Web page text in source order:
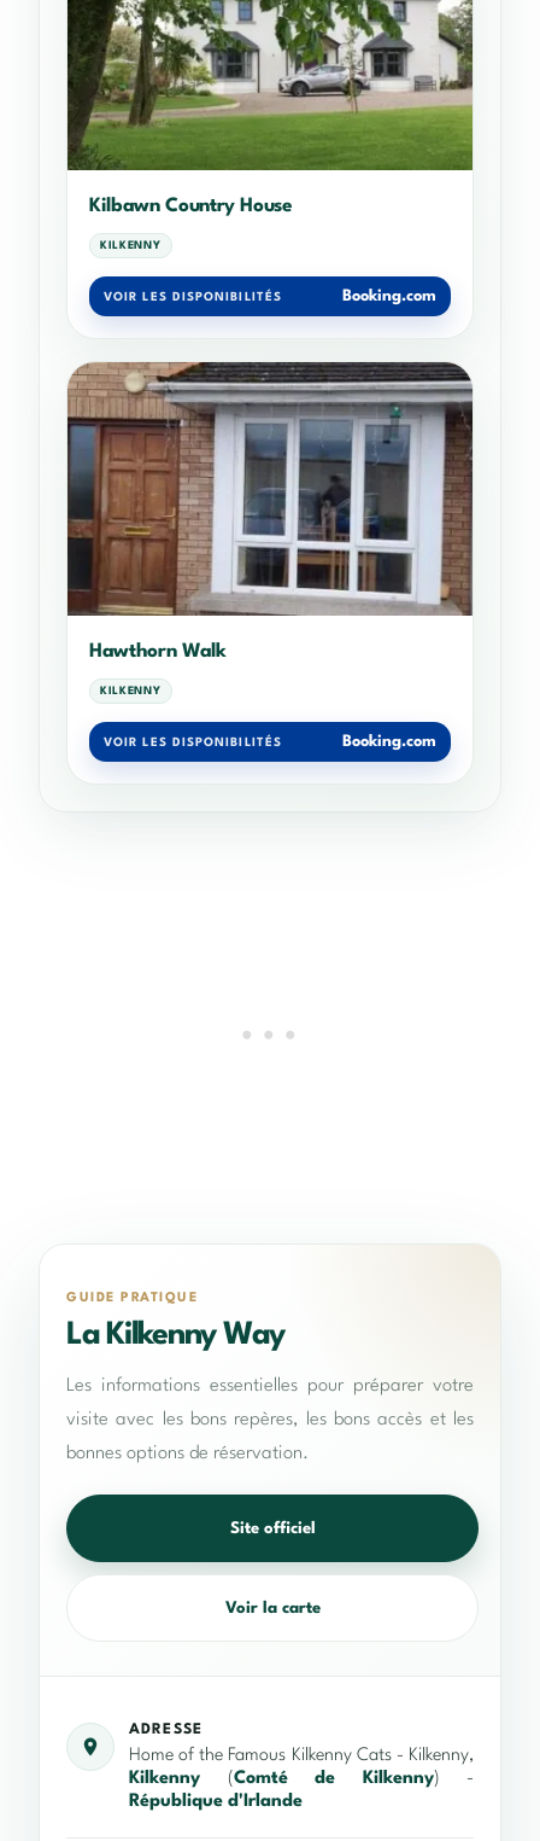
Kilbawn Country House
KILKENNY
VOIR LES DISPONIBILITÉS Booking.com
Hawthorn Walk
KILKENNY
VOIR LES DISPONIBILITÉS Booking.com
GUIDE PRATIQUE
La Kilkenny Way
Les informations essentielles pour préparer votre
visite avec les bons repères, les bons accès et les
bonnes options de réservation.
Site officiel
Voir la carte
ADRESSE
Home of the Famous Kilkenny Cats - Kilkenny,
Kilkenny (Comté de Kilkenny) -
République d'Irlande